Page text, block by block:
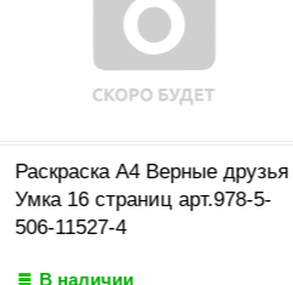
Раскраска А4 Верные друзья
Умка 16 страниц арт.978-5-
506-11527-4
В наличии